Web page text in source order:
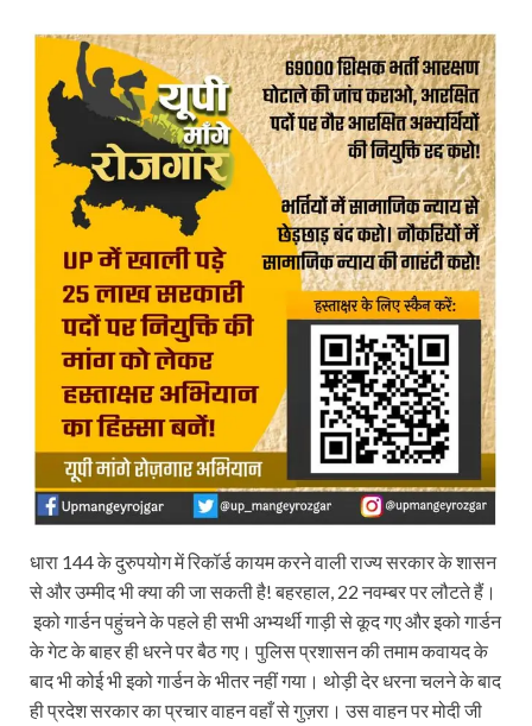
धारा 144 के दुरुपयोग में रिकॉर्ड कायम करने वाली राज्य सरकार के शासन
से और उम्मीद भी क्या की जा सकती है! बहरहाल, 22 नवम्बर पर लौटते हैं।
इको गार्डन पहुंचने के पहले ही सभी अभ्यर्थी गाड़ी से कूद गए और इको गार्डन
के गेट के बाहर ही धरने पर बैठ गए। पुलिस प्रशासन की तमाम कवायद के
बाद भी कोई भी इको गार्डन के भीतर नहीं गया। थोड़ी देर धरना चलने के बाद
ही प्रदेश सरकार का प्रचार वाहन वहाँ से गुज़रा। उस वाहन पर मोदी जी